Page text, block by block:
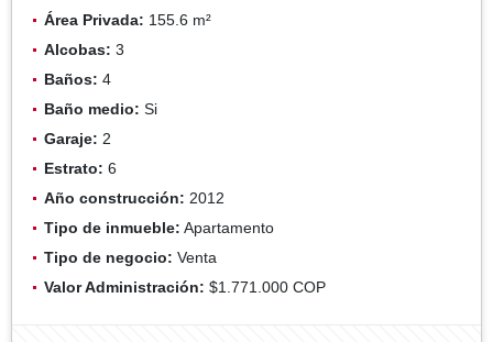
Área Privada: 155.6 m²
Alcobas: 3
Baños: 4
Baño medio: Si
Garaje: 2
Estrato: 6
Año construcción: 2012
Tipo de inmueble: Apartamento
Tipo de negocio: Venta
Valor Administración: $1.771.000 COP